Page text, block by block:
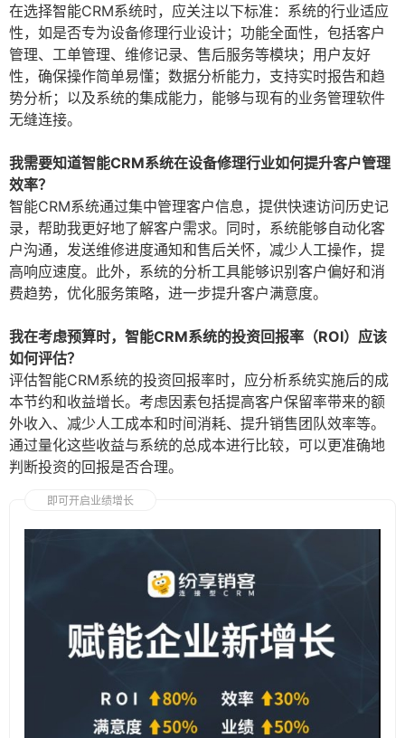
在选择智能CRM系统时，应关注以下标准：系统的行业适应
性，如是否专为设备修理行业设计；功能全面性，包括客户
管理、工单管理、维修记录、售后服务等模块；用户友好
性，确保操作简单易懂；数据分析能力，支持实时报告和趋
势分析；以及系统的集成能力，能够与现有的业务管理软件
无缝连接。
我需要知道智能CRM系统在设备修理行业如何提升客户管理
效率？
智能CRM系统通过集中管理客户信息，提供快速访问历史记
录，帮助我更好地了解客户需求。同时，系统能够自动化客
户沟通，发送维修进度通知和售后关怀，减少人工操作，提
高响应速度。此外，系统的分析工具能够识别客户偏好和消
费趋势，优化服务策略，进一步提升客户满意度。
我在考虑预算时，智能CRM系统的投资回报率（ROI）应该
如何评估？
评估智能CRM系统的投资回报率时，应分析系统实施后的成
本节约和收益增长。考虑因素包括提高客户保留率带来的额
外收入、减少人工成本和时间消耗、提升销售团队效率等。
通过量化这些收益与系统的总成本进行比较，可以更准确地
判断投资的回报是否合理。
即可开启业绩增长